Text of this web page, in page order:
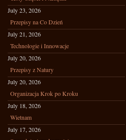
July 23, 2026
Przepisy na Co Dzień
July 21, 2026
Technologie i Innowacje
July 20, 2026
Przepisy z Natury
July 20, 2026
Organizacja Krok po Kroku
July 18, 2026
Wietnam
July 17, 2026